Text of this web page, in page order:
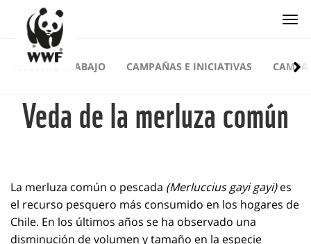
NUESTRO TRABAJO CAMPAÑAS E INICIATIVAS
Veda de la merluza común
La merluza común o pescada (Merluccius gayi gayi)es
el recurso pesquero más consumido en los hogares de
Chile. En los últimos años se ha observado una
disminución de volumen y tamaño en la especie